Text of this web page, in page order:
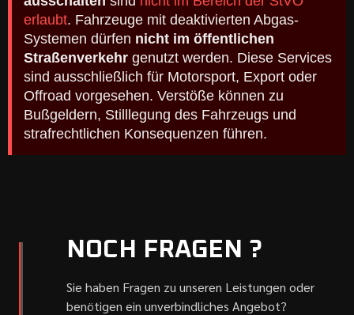
erlaubt. Fahrzeuge mit deaktivierten Abgas-
Systemen dürfen nicht im öffentlichen
Straßenverkehr genutzt werden. Diese Services
sind ausschließlich für Motorsport, Export oder
Offroad vorgesehen. Verstöße können zu
Bußgeldern, Stilllegung des Fahrzeugs und
strafrechtlichen Konsequenzen führen.
NOCH FRAGEN ?
Sie haben Fragen zu unseren Leistungen oder
benötigen ein unverbindliches Angebot?